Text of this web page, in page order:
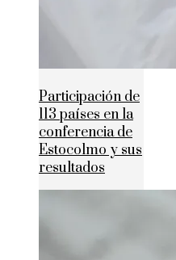
Participación de
113 países en la
conferencia de
Estocolmo y sus
resultados